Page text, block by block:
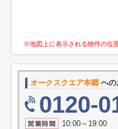
※地図上に表示される物件の位
オークスクエア本郷 へ
0120-
10:00～19:00